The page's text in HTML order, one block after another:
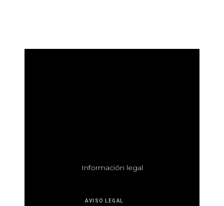
Información legal
AVISO LEGAL